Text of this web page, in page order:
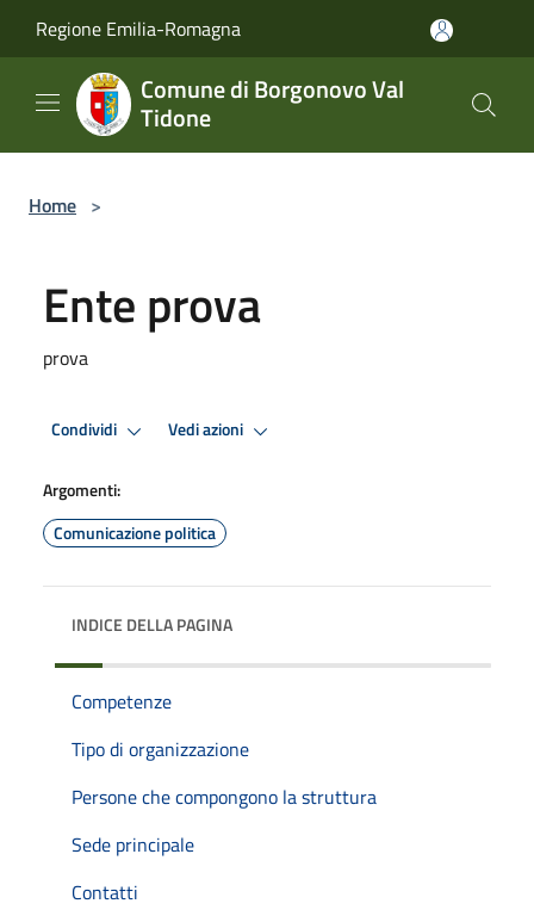
Regione Emilia-Romagna
Comune di Borgonovo Val
Tidone
Home >
Ente prova
prova
Condividi Vedi azioni
Argomenti:
Comunicazione politica
INDICE DELLA PAGINA
Competenze
Tipo di organizzazione
Persone che compongono la struttura
Sede principale
Contatti